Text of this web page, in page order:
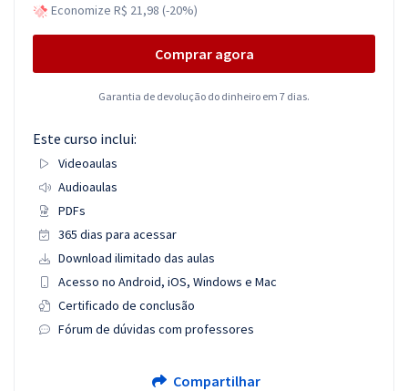
Economize R$ 21,98 (-20%)
Comprar agora
Garantia de devolução do dinheiro em 7 dias.
Este curso inclui:
Videoaulas
Audioaulas
PDFs
365 dias para acessar
Download ilimitado das aulas
Acesso no Android, iOS, Windows e Mac
Certificado de conclusão
Fórum de dúvidas com professores
Compartilhar